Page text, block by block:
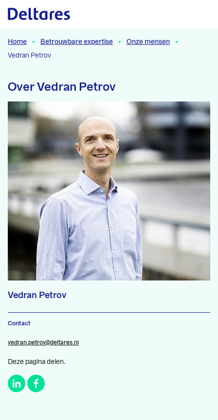
Naar hoofdcontent
Home Betrouwbare expertise
Onze mensen
Vedran Petrov
Over Vedran Petrov
Vedran Petrov
Contact
vedran.petrov@deltares.nl
Deze pagina delen.